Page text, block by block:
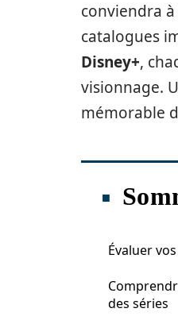
conviendra
catalogues
Disney+,
visionnage.
mémorable
Évaluer
des séries